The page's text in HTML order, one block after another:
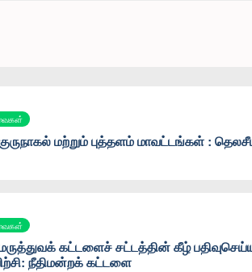
மற்றும் புத்தளம் மாவட்டங்கள் :
கட்டளைச் சட்டத்தின் கீழ்
நீதிமன்றக் கட்டளை